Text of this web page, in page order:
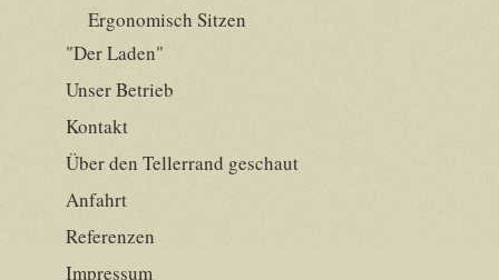
Ergonomisch Sitzen
"Der Laden"
Unser Betrieb
Kontakt
Über den Tellerrand geschaut
Anfahrt
Referenzen
Impressum